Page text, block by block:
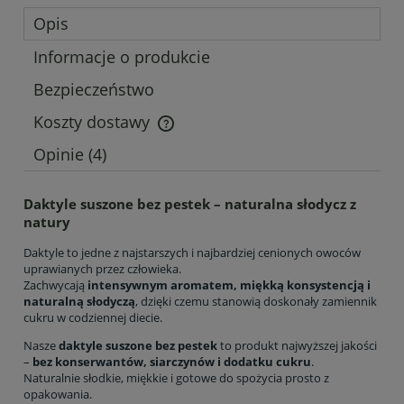
Opis
Informacje o produkcie
Bezpieczeństwo
Koszty dostawy
Cena nie zawiera ewentualnych kosztów płatności
Opinie (4)
Daktyle suszone bez pestek – naturalna słodycz z
natury
Daktyle to jedne z najstarszych i najbardziej cenionych owoców
uprawianych przez człowieka.
Zachwycają intensywnym aromatem, miękką konsystencją i
naturalną słodyczą, dzięki czemu stanowią doskonały zamiennik
cukru w codziennej diecie.
Naszedaktyle suszone bez pestekto produkt najwyższej jakości
– bez konserwantów, siarczynów i dodatku cukru.
Naturalnie słodkie, miękkie i gotowe do spożycia prosto z
opakowania.